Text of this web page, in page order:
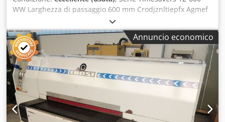
WW Larghezza di passaggio 600 mm Crodjznltiepfx Agmef
1a stazione: nastro abrasivo, pre-levigatura, rimozione di
sbavature e protuberanze. 2a stazione: nastro
abrasivo/nastro adesivo, levigatura di finitura, finitura
superficiale. La serie 12-600-WW è ideale per la sbavatura
e la levigatura di finitura di lamiere fino a 100 mm di
spessore. Grazie alle due stazioni con nastro abrasivo, si
ottiene una levigatura uniforme e precisa sulla superficie
della lamiera.
Annuncio economico